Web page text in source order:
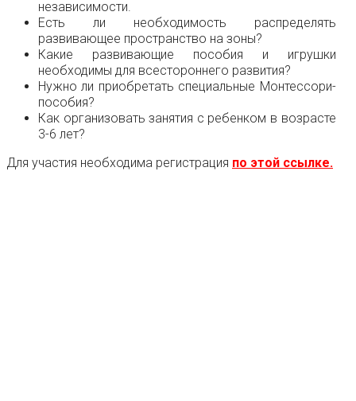
независимости.
Есть ли необходимость распределять
развивающее пространство на зоны?
Какие развивающие пособия и игрушки
необходимы для всестороннего развития?
Нужно ли приобретать специальные Монтессори-
пособия?
Как организовать занятия с ребенком в возрасте
3-6 лет?
Для участия необходима регистрация по этой ссылке.